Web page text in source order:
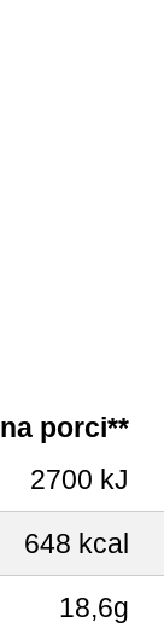
na porci**
2700 kJ
648 kcal
18,6g